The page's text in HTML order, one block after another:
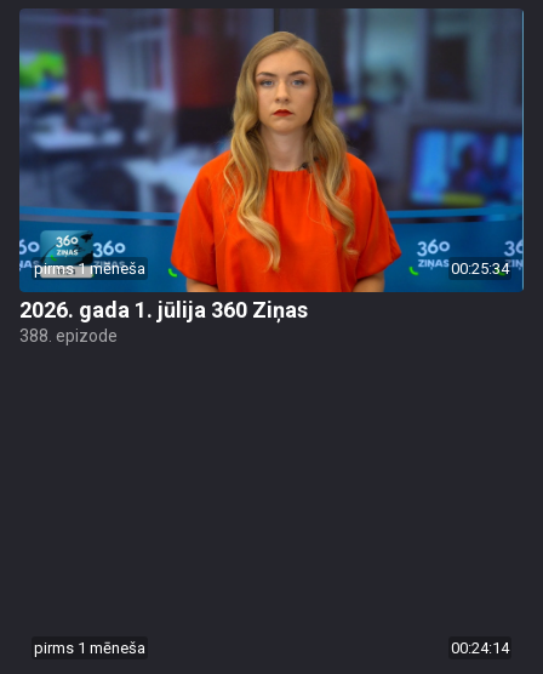
pirms 1 mēneša 00:25:34
2026. gada 1. jūlija 360 Ziņas
388. epizode
pirms 1 mēneša 00:24:14